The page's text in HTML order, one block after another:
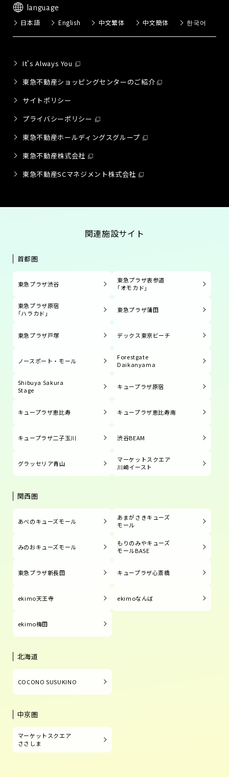
language
日本語 English 中文繁体 中文簡体 한국어
It's Always You
東急不動産ショッピングセンターのご紹介
サイトポリシー
プライバシーポリシー
東急不動産ホールディングスグループ
東急不動産株式会社
東急不動産SCマネジメント株式会社
関連施設サイト
首都圏
東急プラザ渋谷
東急プラザ表参道
「オモカド」
東急プラザ原宿
「ハラカド」
東急プラザ蒲田
東急プラザ戸塚 デックス東京ビーチ
ノースポート・モール
Forestgate
Daikanyama
Shibuya Sakura
Stage
キュープラザ原宿
キュープラザ恵比寿 キュープラザ恵比寿南
キュープラザ二子玉川 渋谷BEAM
グラッセリア青山
マーケットスクエア
川崎イースト
関西圏
あべのキューズモール
あまがさきキューズ
モール
みのおキューズモール
もりのみやキューズ
モールBASE
東急プラザ新長田 キュープラザ心斎橋
ekimo天王寺 ekimoなんば
ekimo梅田
北海道
COCONO SUSUKINO
中京圏
マーケットスクエア
ささしま